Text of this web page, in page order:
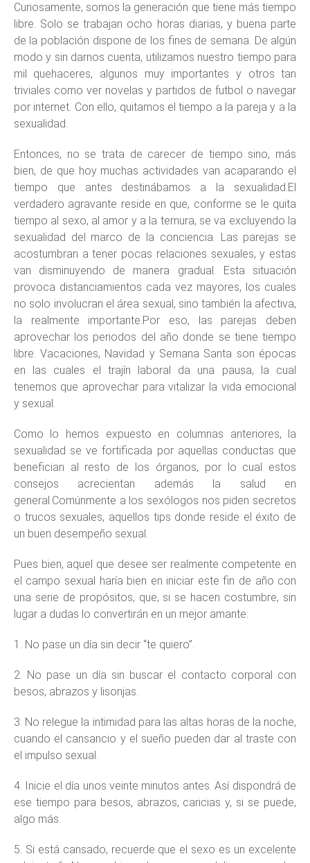
Curiosamente, somos la generación que tiene más tiempo
libre. Solo se trabajan ocho horas diarias, y buena parte
de la población dispone de los fines de semana. De algún
modo y sin darnos cuenta, utilizamos nuestro tiempo para
mil quehaceres, algunos muy importantes y otros tan
triviales como ver novelas y partidos de futbol o navegar
por internet. Con ello, quitamos el tiempo a la pareja y a la
sexualidad.
Entonces, no se trata de carecer de tiempo sino, más
bien, de que hoy muchas actividades van acaparando el
tiempo que antes destinábamos a la sexualidad.El
verdadero agravante reside en que, conforme se le quita
tiempo al sexo, al amor y a la ternura, se va excluyendo la
sexualidad del marco de la conciencia. Las parejas se
acostumbran a tener pocas relaciones sexuales, y estas
van disminuyendo de manera gradual. Esta situación
provoca distanciamientos cada vez mayores, los cuales
no solo involucran el área sexual, sino también la afectiva,
la realmente importante.Por eso, las parejas deben
aprovechar los periodos del año donde se tiene tiempo
libre. Vacaciones, Navidad y Semana Santa son épocas
en las cuales el trajín laboral da una pausa, la cual
tenemos que aprovechar para vitalizar la vida emocional
y sexual.
Como lo hemos expuesto en columnas anteriores, la
sexualidad se ve fortificada por aquellas conductas que
benefician al resto de los órganos, por lo cual estos
consejos acrecientan además la salud en
general.Comúnmente a los sexólogos nos piden secretos
o trucos sexuales, aquellos tips donde reside el éxito de
un buen desempeño sexual.
Pues bien, aquel que desee ser realmente competente en
el campo sexual haría bien en iniciar este fin de año con
una serie de propósitos, que, si se hacen costumbre, sin
lugar a dudas lo convertirán en un mejor amante:
1. No pase un día sin decir “te quiero”.
2. No pase un día sin buscar el contacto corporal con
besos, abrazos y lisonjas.
3. No relegue la intimidad para las altas horas de la noche,
cuando el cansancio y el sueño pueden dar al traste con
el impulso sexual.
4. Inicie el día unos veinte minutos antes. Así dispondrá de
ese tiempo para besos, abrazos, caricias y, si se puede,
algo más.
5. Si está cansado, recuerde que el sexo es un excelente